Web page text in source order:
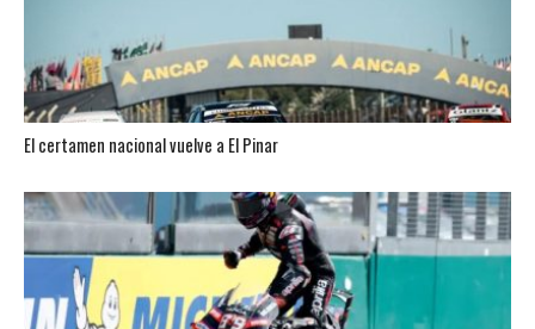
El certamen nacional vuelve a El Pinar